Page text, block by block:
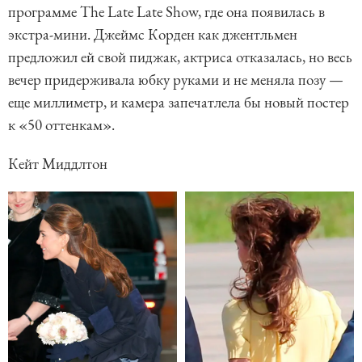
программе The Late Late Show, где она появилась в
экстра-мини. Джеймс Корден как джентльмен
предложил ей свой пиджак, актриса отказалась, но весь
вечер придерживала юбку руками и не меняла позу —
еще миллиметр, и камера запечатлела бы новый постер
к «50 оттенкам».
Кейт Миддлтон